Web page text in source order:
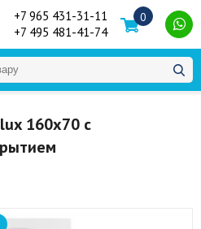
+7 965 431-31-11
+7 495 481-41-74
0
160x70 с